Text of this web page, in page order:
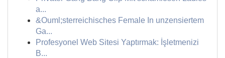
a...
&Ouml;sterreichisches Female In unzensiertem
Ga...
Profesyonel Web Sitesi Yaptırmak: İşletmenizi
B...